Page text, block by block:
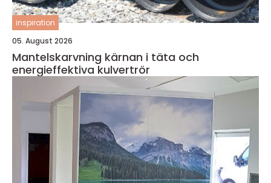
inspiration
05. August 2026
Mantelskarvning kärnan i täta och
energieffektiva kulvertrör